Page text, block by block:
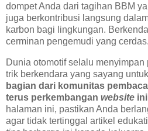
dompet Anda dari tagihan BBM
juga berkontribusi langsung
karbon bagi lingkungan.
cerminan pengemudi yang cerdas.
Dunia otomotif selalu
trik berkendara yang sayang
bagian dari komunitas
terus perkembangan website
halaman ini, pastikan Anda
agar tidak tertinggal artikel